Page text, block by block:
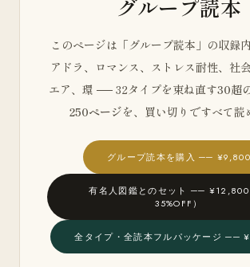
グループ読本
このページは「グループ読本」の収録
アドラ、ロマンス、ストレス耐性、社
エア、環 ── 32タイプを束ね直す30超
250ページを、買い切りですべて読
グループ読本を購入 ── ¥9,800
有名人図鑑とのセット ── ¥12,800
35%OFF）
全タイプ・全読本フルパッケージ ──